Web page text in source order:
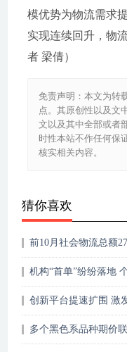
模优势为物流需求
实现连续回升，物
者 梁倩）
免责声明：本文为转
点。其原创性以及文
文以及其中全部或者
时性本站不作任何保
核实相关内容。
猜你喜欢
前10月社会物流总额
机构“首单”纷纷落地
创新平台提速扩围 激
多个黑色系品种期价